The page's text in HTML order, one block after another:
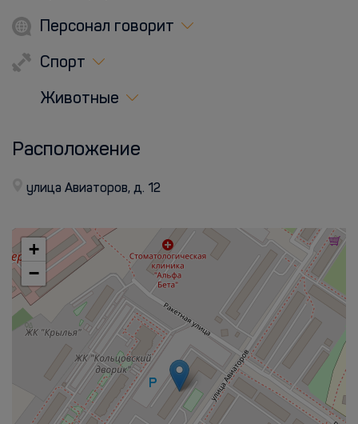
Персонал говорит
Спорт
Животные
Расположение
улица Авиаторов, д. 12
+
−